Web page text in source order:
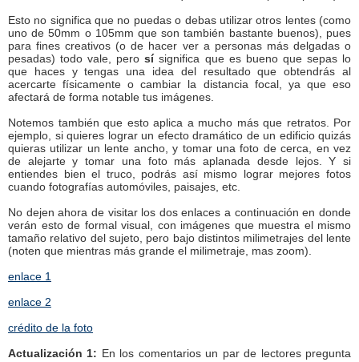
Esto no significa que no puedas o debas utilizar otros lentes (como
uno de 50mm o 105mm que son también bastante buenos), pues
para fines creativos (o de hacer ver a personas más delgadas o
pesadas) todo vale, perosísignifica que es bueno que sepas lo
que haces y tengas una idea del resultado que obtendrás al
acercarte físicamente o cambiar la distancia focal, ya que eso
afectará de forma notable tus imágenes.
Notemos también que esto aplica a mucho más que retratos. Por
ejemplo, si quieres lograr un efecto dramático de un edificio quizás
quieras utilizar un lente ancho, y tomar una foto de cerca, en vez
de alejarte y tomar una foto más aplanada desde lejos. Y si
entiendes bien el truco, podrás así mismo lograr mejores fotos
cuando fotografías automóviles, paisajes, etc.
No dejen ahora de visitar los dos enlaces a continuación en donde
verán esto de formal visual, con imágenes que muestra el mismo
tamaño relativo del sujeto, pero bajo distintos milimetrajes del lente
(noten que mientras más grande el milimetraje, mas zoom).
enlace 1
enlace 2
crédito de la foto
Actualización 1: En los comentarios un par de lectores pregunta